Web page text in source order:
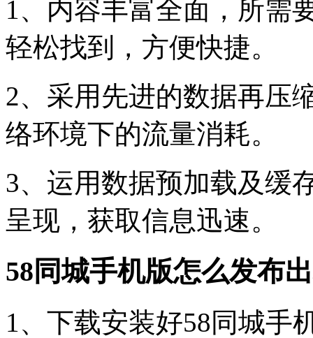
1、内容丰富全面，所需
轻松找到，方便快捷。
2、采用先进的数据再压
络环境下的流量消耗。
3、运用数据预加载及缓
呈现，获取信息迅速。
58同城手机版怎么发布
1、下载安装好58同城手